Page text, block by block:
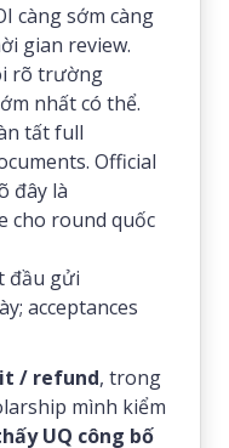
càng sớm càng
gian review.
rõ trường
nhất có thể.
tất full
Official
đây là
cho round quốc
đầu gửi
acceptances
/ refund, trong
mình kiểm
UQ công bố